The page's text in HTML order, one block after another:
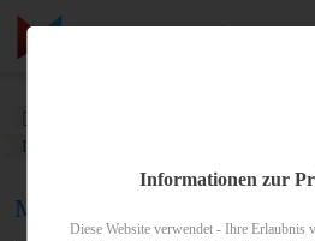
Monteurzimmer Sinzig
Informationen zur
Diese Website verwendet - Ihre Erlaubnis